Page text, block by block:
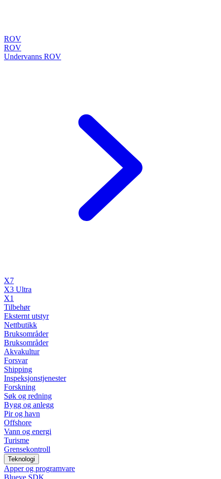
ROV
ROV
Undervanns ROV
X7
X3 Ultra
X1
Tilbehør
Eksternt utstyr
Nettbutikk
Bruksområder
Bruksområder
Akvakultur
Forsvar
Shipping
Inspeksjonstjenester
Forskning
Søk og redning
Bygg og anlegg
Pir og havn
Offshore
Vann og energi
Turisme
Grensekontroll
Teknologi
Apper og programvare
Blueye SDK